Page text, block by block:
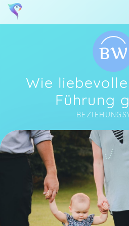
Wie
Führung
Soon you will learn more